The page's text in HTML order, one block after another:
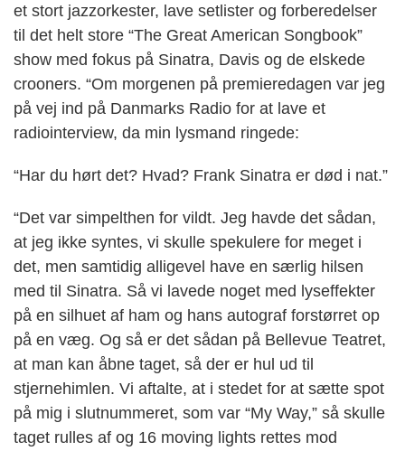
et stort jazzorkester, lave setlister og forberedelser
til det helt store “The Great American Songbook”
show med fokus på Sinatra, Davis og de elskede
crooners. “Om morgenen på premieredagen var jeg
på vej ind på Danmarks Radio for at lave et
radiointerview, da min lysmand ringede:
“Har du hørt det? Hvad? Frank Sinatra er død i nat.”
“Det var simpelthen for vildt. Jeg havde det sådan,
at jeg ikke syntes, vi skulle spekulere for meget i
det, men samtidig alligevel have en særlig hilsen
med til Sinatra. Så vi lavede noget med lyseffekter
på en silhuet af ham og hans autograf forstørret op
på en væg. Og så er det sådan på Bellevue Teatret,
at man kan åbne taget, så der er hul ud til
stjernehimlen. Vi aftalte, at i stedet for at sætte spot
på mig i slutnummeret, som var “My Way,” så skulle
taget rulles af og 16 moving lights rettes mod